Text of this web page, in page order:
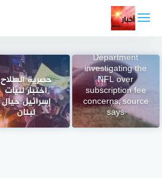
المحتوى
Department
investigating the
NFL over
subscription fee
concerns, source
says
حصرية السلاح
اختبار لنيّات
إسرائيل حيال
لبنان